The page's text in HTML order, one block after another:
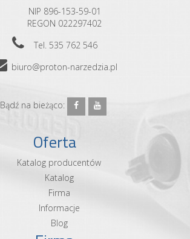
NIP 896-153-59-01
REGON 022297402
Tel. 535 762 546
biuro@proton-narzedzia.pl
Bądź na bieżąco:
Oferta
Katalog producentów
Katalog
Firma
Informacje
Blog